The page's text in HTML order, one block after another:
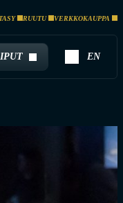
RUUTU VERKKOKAUPPA
EN